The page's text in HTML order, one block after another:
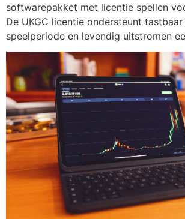
softwarepakket met licentie spellen
De UKGC licentie ondersteunt
speelperiode en levendig uitstromen